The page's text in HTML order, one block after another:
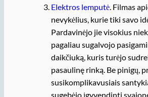
Elektros lemputė. Filmas
nevykėlius, kurie tiki savo
Pardavinėjo jie visokius
pagaliau sugalvojo
daikčiuką, kuris turėjo
pasaulinę rinką. Be pinigų,
susikomplikavusiais
sugebėjo įgyvendinti